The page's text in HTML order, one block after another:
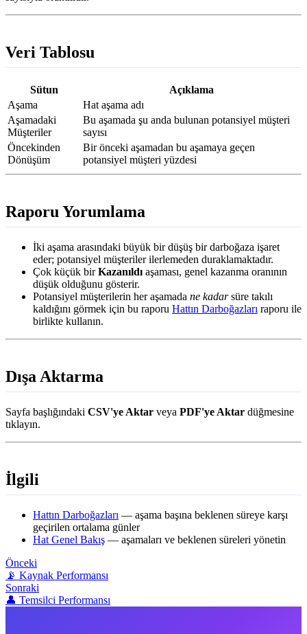
Veri Tablosu
Sütun
Açıklama
Aşama
Hat aşama adı
Aşamadaki
Müşteriler
Bu aşamada şu anda bulunan potansiyel müşteri
sayısı
Öncekinden
Dönüşüm
Bir önceki aşamadan bu aşamaya geçen
potansiyel müşteri yüzdesi
Raporu Yorumlama
İki aşama arasındaki büyük bir düşüş bir darboğaza işaret
eder; potansiyel müşteriler ilerlemeden duraklamaktadır.
Çok küçük birKazanıldı aşaması, genel kazanma oranının
düşük olduğunu gösterir.
Potansiyel müşterilerin her aşamada ne kadarsüre takılı
kaldığını görmek için bu raporu Hattın Darboğazları raporu ile
birlikte kullanın.
Dışa Aktarma
Sayfa başlığındaki CSV'ye Aktar veya PDF'ye Aktar düğmesine
tıklayın.
İlgili
Hattın Darboğazları — aşama başına beklenen süreye karşı
geçirilen ortalama günler
Hat Genel Bakış — aşamaları ve beklenen süreleri yönetin
Önceki
📡 Kaynak Performansı
Sonraki
👤 Temsilci Performansı